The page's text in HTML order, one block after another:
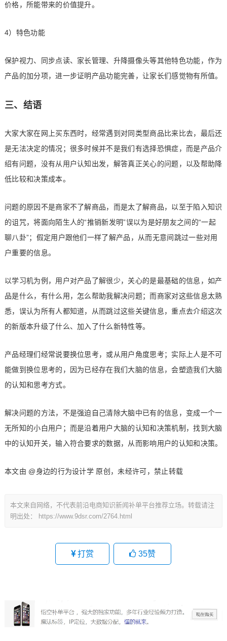
价格，所能带来的价值提升。
4）特色功能
保护视力、同步点读、家长管理、升降摄像头等其他特色功能，作为
产品的加分项，进一步证明产品功能完善，让家长们感觉物有所值。
三、结语
大家大家在网上买东西时，经常遇到对同类型商品比来比去，最后还
是无法决定的情况；很多时候并不是我们有选择恐惧症，而是产品介
绍有问题，没有从用户认知出发，解答真正关心的问题，以及帮助降
低比较和决策成本。
问题的原因不是商家不了解商品，而是太了解商品，以至于陷入知识
的诅咒，将面向陌生人的“推销新发明”误以为是好朋友之间的“一起
聊八卦”；假定用户跟他们一样了解产品，从而无意间跳过一些对用
户重要的信息。
以学习机为例，用户对产品了解很少，关心的是最基础的信息，如产
品是什么，有什么用，怎么帮助我解决问题；而商家对这些信息太熟
悉，误认为所有人都知道，从而跳过这些关键信息，重点去介绍这次
的新版本升级了什么、加入了什么新特性等。
产品经理们经常说要换位思考，或从用户角度思考；实际上人是不可
能做到换位思考的，因为已经存在我们大脑的信息，会塑造我们大脑
的认知和思考方式。
解决问题的方法，不是强迫自己清除大脑中已有的信息，变成一个一
无所知的小白用户；而是沿着用户大脑的认知和决策机制，找到大脑
中的认知开关，输入符合要求的数据，从而影响用户的认知和决策。
本文由 @身边的行为设计学 原创，未经许可，禁止转载
本文来自网络，不代表前沿电商知识新闻补单平台推荐立场。转载请注
明出处：
https://www.9dsr.com/2764.html
打赏 35赞